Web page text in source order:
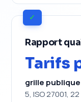
✓
Rapport
Tarifs
grille
5, ISO 27001,